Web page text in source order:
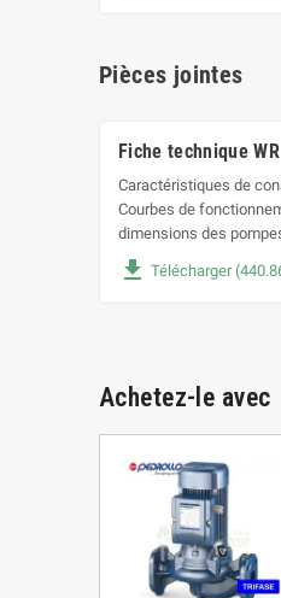
Pièces jointes
Fiche technique WR
Caractéristiques de
Courbes de
dimensions des
file_download Télécharger
Achetez-le avec